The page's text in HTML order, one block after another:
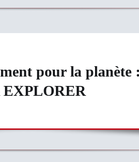
pour la planète
EXPLORER